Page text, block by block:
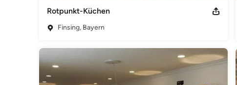
Kategorie
Rotpunkt-Küchen
Finsing, Bayern